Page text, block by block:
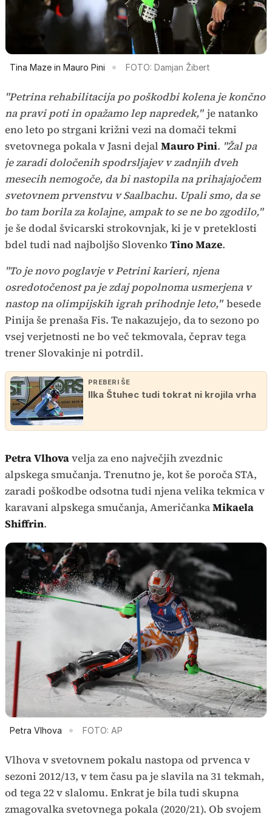
Tina Maze in Mauro Pini FOTO: Damjan Žibert
"Petrina rehabilitacija po poškodbi kolena je končno
na pravi poti in opažamo lep napredek," je natanko
eno leto po strgani križni vezi na domači tekmi
svetovnega pokala v Jasni dejal Mauro Pini. "Žal pa
je zaradi določenih spodrsljajev v zadnjih dveh
mesecih nemogoče, da bi nastopila na prihajajočem
svetovnem prvenstvu v Saalbachu. Upali smo, da se
bo tam borila za kolajne, ampak to se ne bo zgodilo,"
je še dodal švicarski strokovnjak, ki je v preteklosti
bdel tudi nad najboljšo SlovenkoTino Maze.
"To je novo poglavje v Petrini karieri, njena
osredotočenost pa je zdaj popolnoma usmerjena v
nastop na olimpijskih igrah prihodnje leto," besede
Pinija še prenaša Fis. Te nakazujejo, da to sezono po
vsej verjetnosti ne bo več tekmovala, čeprav tega
trener Slovakinje ni potrdil.
PREBERI ŠE
Ilka Štuhec tudi tokrat ni krojila vrha
Petra Vlhovavelja za eno največjih zvezdnic
alpskega smučanja. Trenutno je, kot še poroča STA,
zaradi poškodbe odsotna tudi njena velika tekmica v
karavani alpskega smučanja, AmeričankaMikaela
Shiffrin.
Petra Vlhova FOTO: AP
Vlhova v svetovnem pokalu nastopa od prvenca v
sezoni 2012/13, v tem času pa je slavila na 31 tekmah,
od tega 22 v slalomu. Enkrat je bila tudi skupna
zmagovalka svetovnega pokala (2020/21). Ob svojem